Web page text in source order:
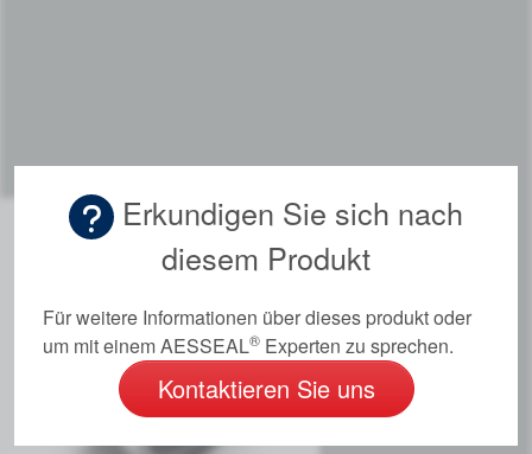
Erkundigen Sie sich nach
diesem Produkt
Für weitere Informationen über dieses produkt oder
um mit einem AESSEAL® Experten zu sprechen.
Kontaktieren Sie uns